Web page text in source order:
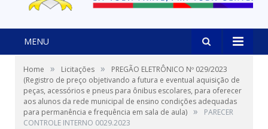
MENU
Home » Licitações »
PREGÃO ELETRÔNICO Nº 029/2023
(Registro de preço objetivando a futura e eventual aquisição de
peças, acessórios e pneus para ônibus escolares, para oferecer
aos alunos da rede municipal de ensino condições adequadas
para permanência e frequência em sala de aula) »
PARECER
CONTROLE INTERNO 0029.2023